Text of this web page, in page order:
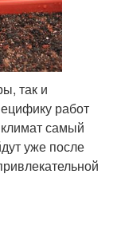
так и
работ
самый
уже после